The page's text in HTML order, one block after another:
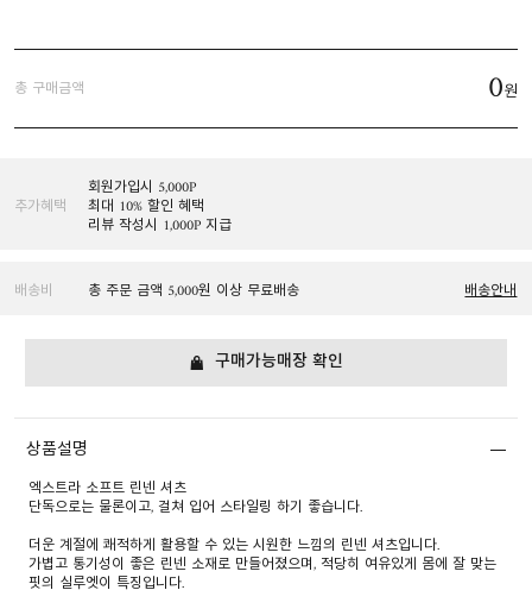
총 구매금액 0원
추가혜택
회원가입시 5,000P
최대 10% 할인 혜택
리뷰 작성시 1,000P 지급
배송비 총 주문 금액 5,000원 이상 무료배송 배송안내
구매가능매장 확인
상품설명
엑스트라 소프트 린넨 셔츠
단독으로는 물론이고, 걸쳐 입어 스타일링 하기 좋습니다.
더운 계절에 쾌적하게 활용할 수 있는 시원한 느낌의 린넨 셔츠입니다.
가볍고 통기성이 좋은 린넨 소재로 만들어졌으며, 적당히 여유있게 몸에 잘 맞는
핏의 실루엣이 특징입니다.